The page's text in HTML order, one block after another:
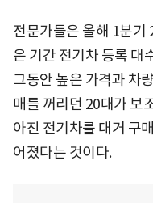
전문가들은 올해 1분기
은 기간 전기차 등록 대
그동안 높은 가격과 차
매를 꺼리던 20대가 보
아진 전기차를 대거 구
어졌다는 것이다.